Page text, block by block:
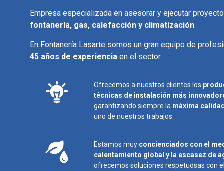
Empresa especializada en asesorar y ejecutar
fontanería, gas, calefacción y climatización.
En Fontanería Lasarte somos un gran equipo de
45 años de experiencia en el sector.
Ofrecemos a nuestros clientes los
técnicas de instalación más
garantizando siempre la máxima
uno de nuestros trabajos.
Estamos muy concienciados con el
calentamiento global y la escasez de
ofrecemos soluciones respetuosas con